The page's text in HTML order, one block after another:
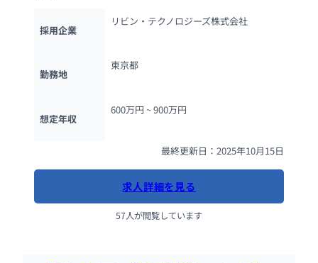
採用企業
リビン・テクノロジーズ株式会社
勤務地
東京都
想定年収
600万円 ~ 900万円
最終更新日：2025年10月15日
求人詳細を見る
57人が閲覧しています